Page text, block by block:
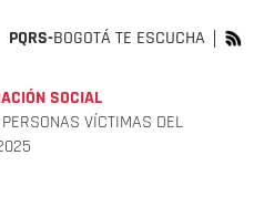
PQRS-BOGOTÁ TE ESCUCHA
SOCIAL
VÍCTIMAS DEL